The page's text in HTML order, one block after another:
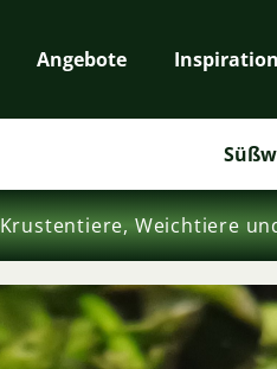
Angebote Inspiration
Krustentiere, Weichtiere